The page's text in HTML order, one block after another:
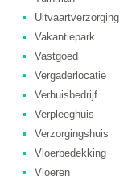
Uitvaartverzorging
Vakantiepark
Vastgoed
Vergaderlocatie
Verhuisbedrijf
Verpleeghuis
Verzorgingshuis
Vloerbedekking
Vloeren